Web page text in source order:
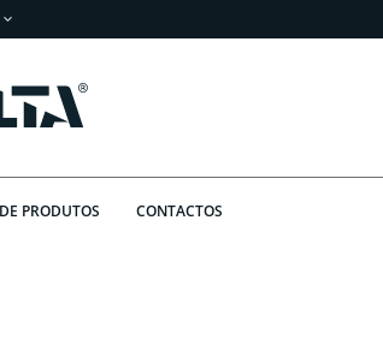
PRODUTOS CONTACTOS